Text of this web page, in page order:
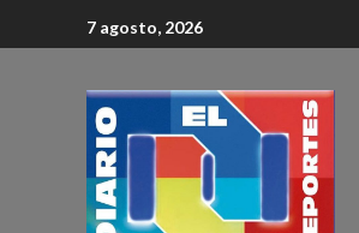
7 agosto, 2026